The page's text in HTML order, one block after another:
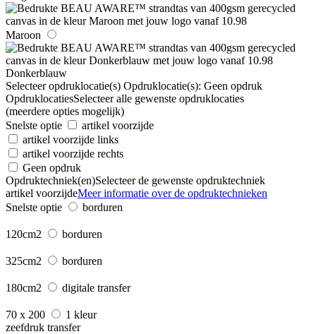
Maroon
Donkerblauw
Selecteer opdruklocatie(s) Opdruklocatie(s): Geen opdruk
OpdruklocatiesSelecteer alle gewenste opdruklocaties
(meerdere opties mogelijk)
Snelste optie
artikel voorzijde
artikel voorzijde links
artikel voorzijde rechts
Geen opdruk
Opdruktechniek(en)Selecteer de gewenste opdruktechniek
artikel voorzijdeMeer informatie over de opdruktechnieken
Snelste optie
borduren
120cm2 borduren
325cm2 borduren
180cm2 digitale transfer
70 x 200
1 kleur
zeefdruk transfer